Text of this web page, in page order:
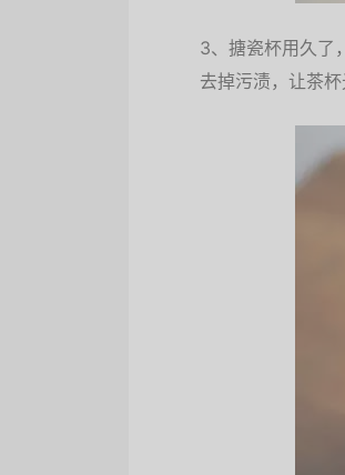
3、搪瓷杯用久了
去掉污渍，让茶杯